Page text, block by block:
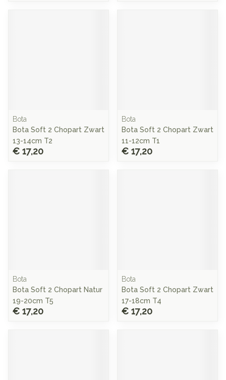
Bota
Bota Soft 2 Chopart Zwart
13-14cm T2
€ 17,20
Bota
Bota Soft 2 Chopart Zwart
11-12cm T1
€ 17,20
Bota
Bota Soft 2 Chopart Natur
19-20cm T5
€ 17,20
Bota
Bota Soft 2 Chopart Zwart
17-18cm T4
€ 17,20